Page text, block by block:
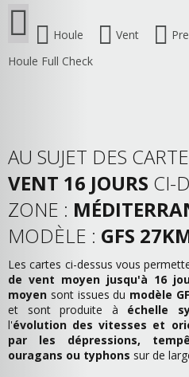
Houle Vent
Houle Full Check
AU SUJET DES
VENT 16 JOURS CI-
ZONE :
MODÈLE : GFS
Les cartes ci-dessus vous
de vent moyen jusqu'à 16
moyen sont issues du modèle
et sont produite à échelle
l'évolution des vitesses et
par les dépressions,
ouragans ou typhons sur de